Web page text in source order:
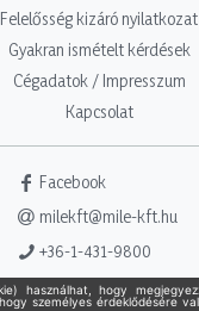
Felelősség kizáró nyilatkozat
Gyakran ismételt kérdések
Cégadatok / Impresszum
Kapcsolat
Facebook
milekft@mile-kft.hu
+36-1-431-9800